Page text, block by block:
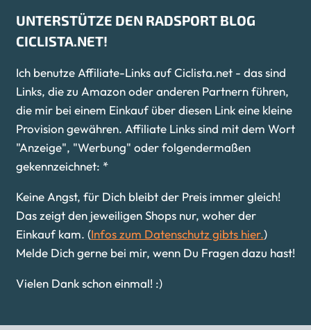
UNTERSTÜTZE DEN RADSPORT BLOG
CICLISTA.NET!
Ich benutze Affiliate-Links auf Ciclista.net - das sind
Links, die zu Amazon oder anderen Partnern führen,
die mir bei einem Einkauf über diesen Link eine kleine
Provision gewähren. Affiliate Links sind mit dem Wort
"Anzeige", "Werbung" oder folgendermaßen
gekennzeichnet: *
Keine Angst, für Dich bleibt der Preis immer gleich!
Das zeigt den jeweiligen Shops nur, woher der
Einkauf kam. (Infos zum Datenschutz gibts hier.)
Melde Dich gerne bei mir, wenn Du Fragen dazu hast!
Vielen Dank schon einmal! :)